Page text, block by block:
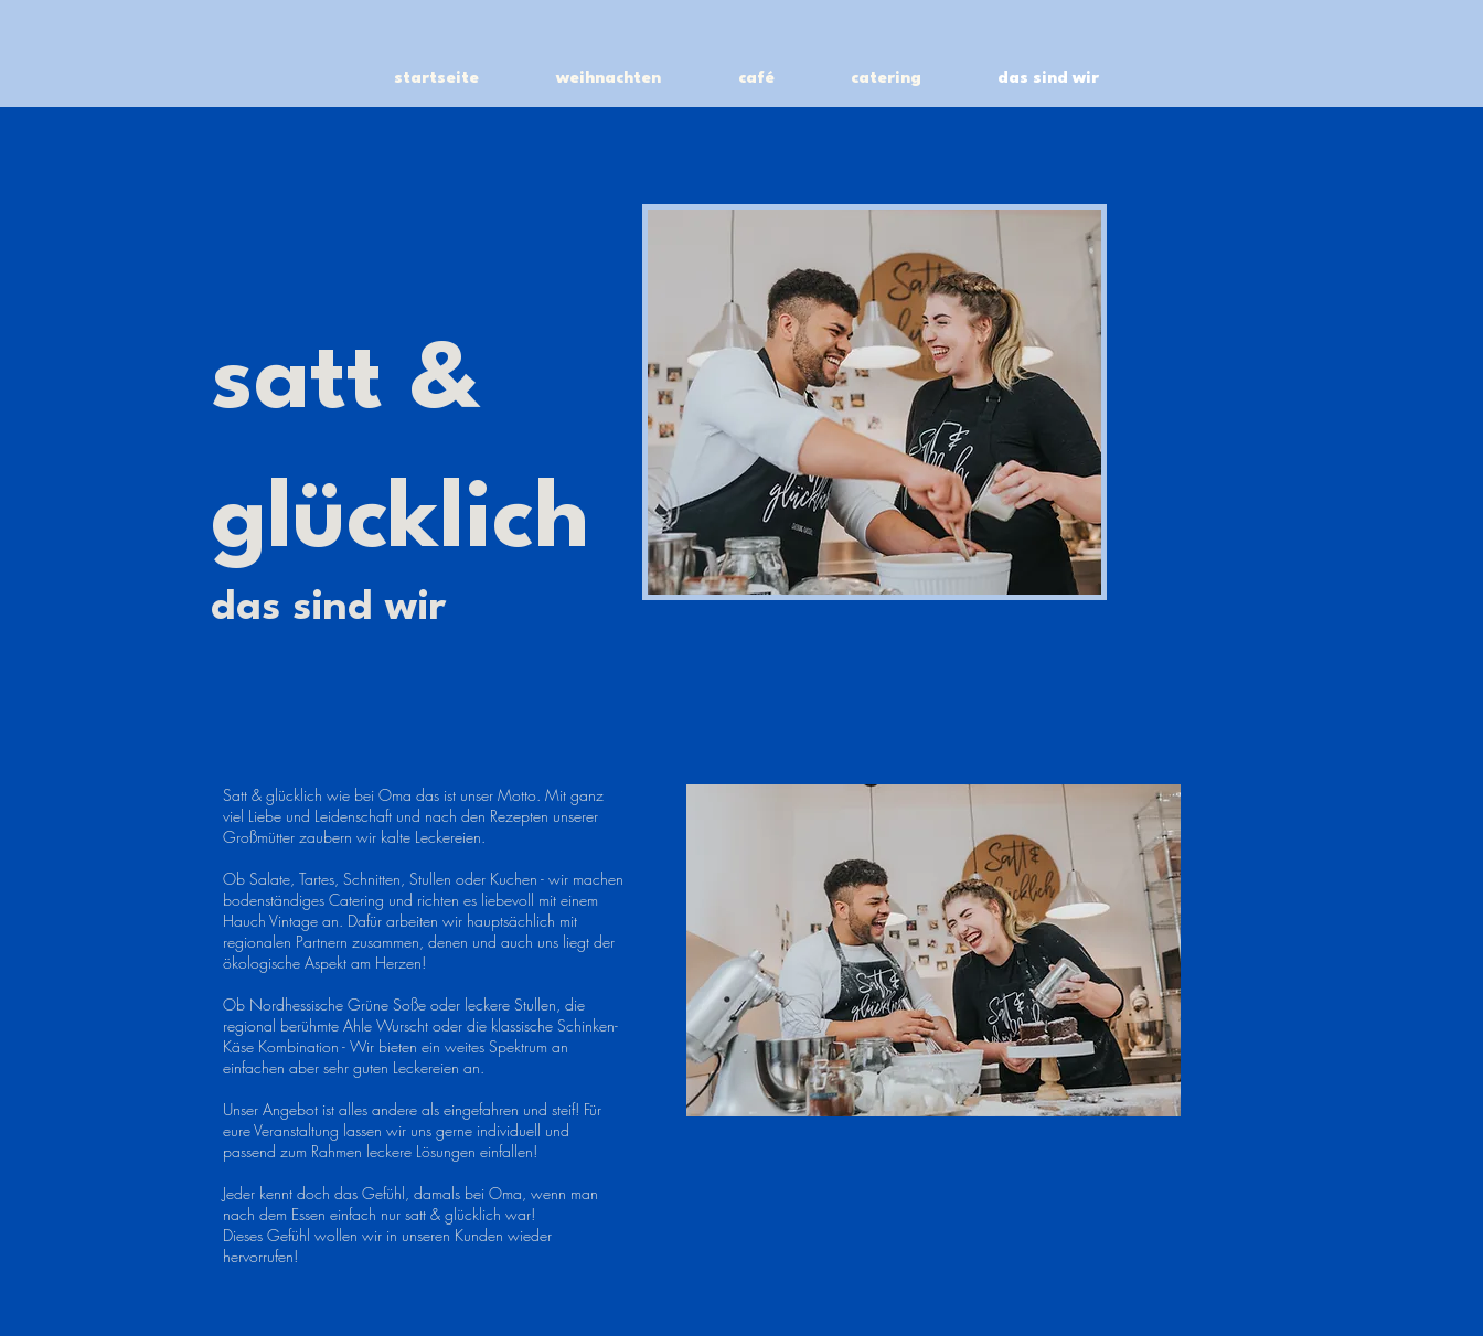
startseite weihnachten café catering das sind wir
satt &
glücklich
das sind wir
Satt & glücklich wie bei Oma das ist unser Motto. Mit ganz
viel Liebe und Leidenschaft und nach den Rezepten unserer
Großmütter zaubern wir kalte Leckereien.
Ob Salate, Tartes, Schnitten, Stullen oder Kuchen - wir machen
bodenständiges Catering und richten es liebevoll mit einem
Hauch Vintage an. Dafür arbeiten wir hauptsächlich mit
regionalen Partnern zusammen, denen und auch uns liegt der
ökologische Aspekt am Herzen!
Ob Nordhessische Grüne Soße oder leckere Stullen, die
regional berühmte Ahle Wurscht oder die klassische Schinken-
Käse Kombination - Wir bieten ein weites Spektrum an
einfachen aber sehr guten Leckereien an.
Unser Angebot ist alles andere als eingefahren und steif! Für
eure Veranstaltung lassen wir uns gerne individuell und
passend zum Rahmen leckere Lösungen einfallen!
Jeder kennt doch das Gefühl, damals bei Oma, wenn man
nach dem Essen einfach nur satt & glücklich war!
Dieses Gefühl wollen wir in unseren Kunden wieder
hervorrufen!